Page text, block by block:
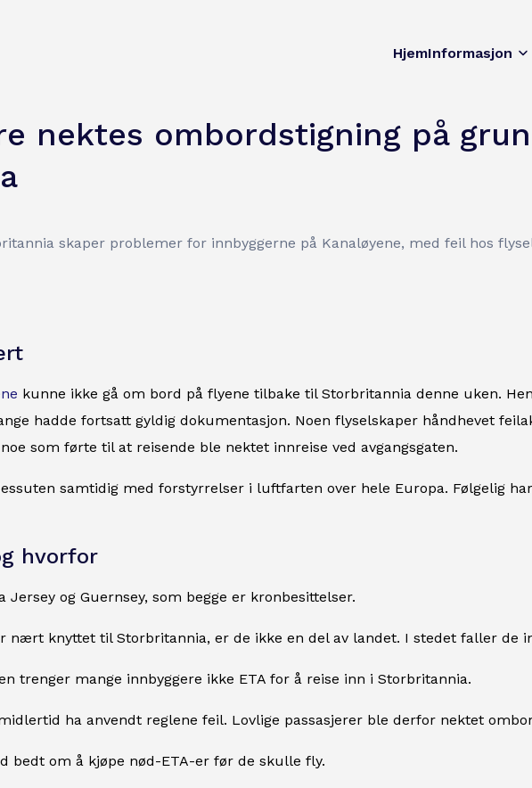
HjemInformasjon
nektes ombordstigning på
skaper problemer for innbyggerne på Kanaløyene, med feil hos
kunne ikke gå om bord på flyene tilbake til Storbritannia denne uken.
hadde fortsatt gyldig dokumentasjon. Noen flyselskaper håndhevet
som førte til at reisende ble nektet innreise ved avgangsgaten.
samtidig med forstyrrelser i luftfarten over hele Europa. Følgelig
hvorfor
og Guernsey, som begge er kronbesittelser.
nært knyttet til Storbritannia, er de ikke en del av landet. I stedet faller de
trenger mange innbyggere ikke ETA for å reise inn i Storbritannia.
ha anvendt reglene feil. Lovlige passasjerer ble derfor nektet
bedt om å kjøpe nød-ETA-er før de skulle fly.